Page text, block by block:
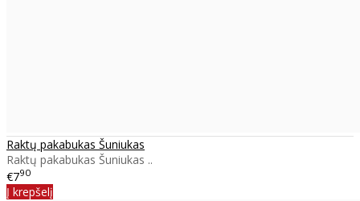
Raktų pakabukas Šuniukas
Raktų pakabukas Šuniukas ..
€790
Į krepšelį